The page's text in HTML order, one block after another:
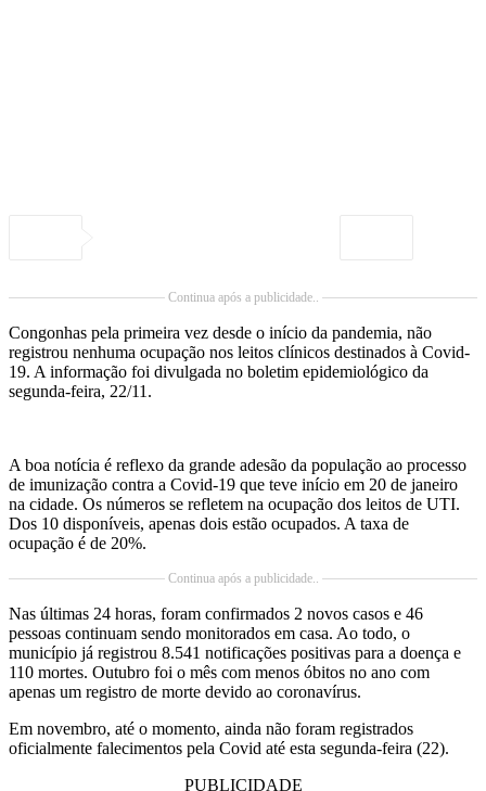
Continua após a publicidade..
Congonhas pela primeira vez desde o início da pandemia, não
registrou nenhuma ocupação nos leitos clínicos destinados à Covid-
19. A informação foi divulgada no boletim epidemiológico da
segunda-feira, 22/11.
A boa notícia é reflexo da grande adesão da população ao processo
de imunização contra a Covid-19 que teve início em 20 de janeiro
na cidade. Os números se refletem na ocupação dos leitos de UTI.
Dos 10 disponíveis, apenas dois estão ocupados. A taxa de
ocupação é de 20%.
Continua após a publicidade..
Nas últimas 24 horas, foram confirmados 2 novos casos e 46
pessoas continuam sendo monitorados em casa. Ao todo, o
município já registrou 8.541 notificações positivas para a doença e
110 mortes. Outubro foi o mês com menos óbitos no ano com
apenas um registro de morte devido ao coronavírus.
Em novembro, até o momento, ainda não foram registrados
oficialmente falecimentos pela Covid até esta segunda-feira (22).
PUBLICIDADE